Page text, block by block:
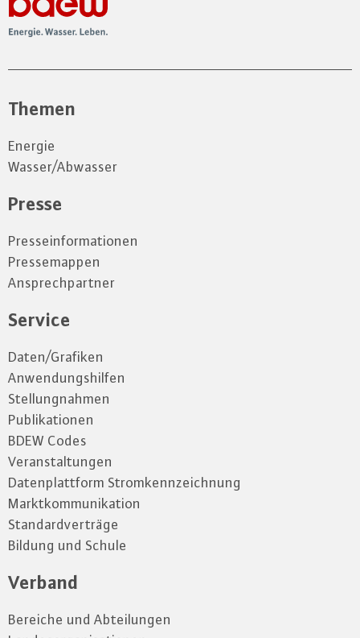
Themen
Energie
Wasser/Abwasser
Presse
Presseinformationen
Pressemappen
Ansprechpartner
Service
Daten/Grafiken
Anwendungshilfen
Stellungnahmen
Publikationen
BDEW Codes
Veranstaltungen
Datenplattform Stromkennzeichnung
Marktkommunikation
Standardverträge
Bildung und Schule
Verband
Bereiche und Abteilungen